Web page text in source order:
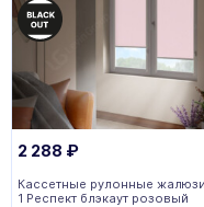
2 288 ₽
Кассетные рулонные
1 Респект блэкаут розовый